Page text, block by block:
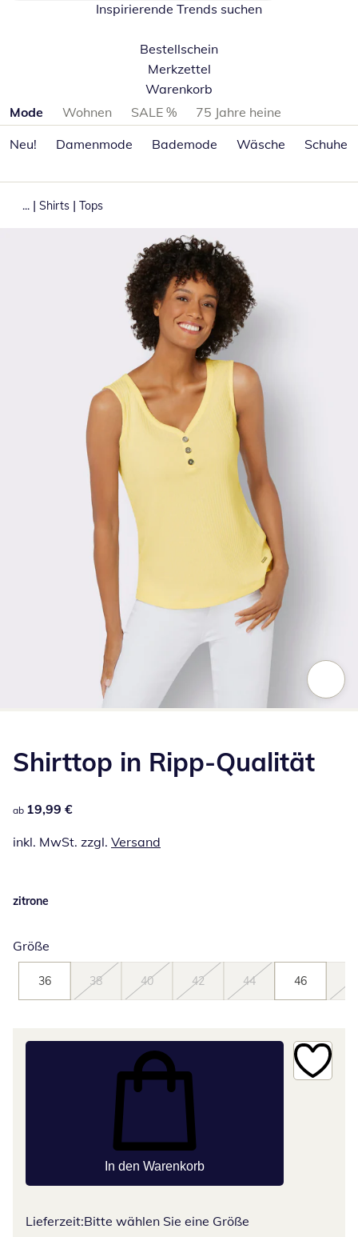
Inspirierende Trends suchen
Bestellschein
Merkzettel
Warenkorb
Produktkategorien überspringen
Mode Wohnen SALE %
75 Jahre heine
Neu!
Damenmode Bademode Wäsche Schuhe
... | Shirts | Tops
Shirttop in Ripp-Qualität
19,99 €
ab 19,99 €
inkl. MwSt. zzgl. Versand
zitrone
Größe
36 38 40 42 44 46
In den Warenkorb
Lieferzeit:Bitte wählen Sie eine Größe